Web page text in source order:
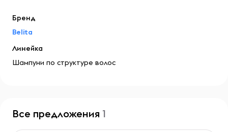
Бренд
Belita
Линейка
Шампуни по структуре волос
Все предложения 1